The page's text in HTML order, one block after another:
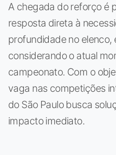
A chegada do reforço é
resposta direta à
profundidade no elenco,
considerando o atual
campeonato. Com o
vaga nas competições
do São Paulo busca
impacto imediato.